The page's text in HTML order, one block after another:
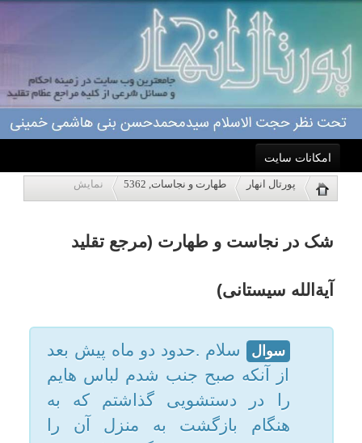
امکانات سایت
خانه
درباره ما
اعمال
پورتال انهار طهارت و نجاسات, 5362 نمایش
آیةالله سیستانی)
سوال
سلام .حدود دو ماه پیش بعد
از آنکه صبح جنب شدم لباس هایم
پایم هست همان شلواری که آن روز
شسته شده بود،جرمی روی
شلوارم هست که رنگ نداشت اما
ضخامتش نسبت به جاهای دیگر
شلوارم محسو بود.بعد شوارم را
شستم . برای شستن آنجایی که